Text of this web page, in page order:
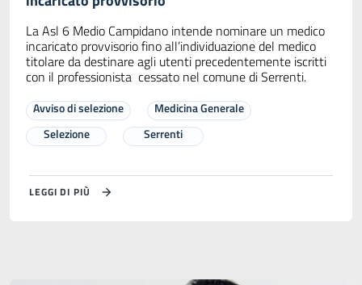
La Asl 6 Medio Campidano intende nominare un medico
incaricato provvisorio fino all’individuazione del medico
titolare da destinare agli utenti precedentemente iscritti
con il professionista cessato nel comune di Serrenti.
Avviso di selezione
Medicina Generale
Selezione
Serrenti
LEGGI DI PIÙ